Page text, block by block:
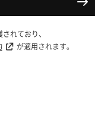
れており、
が適用されます。